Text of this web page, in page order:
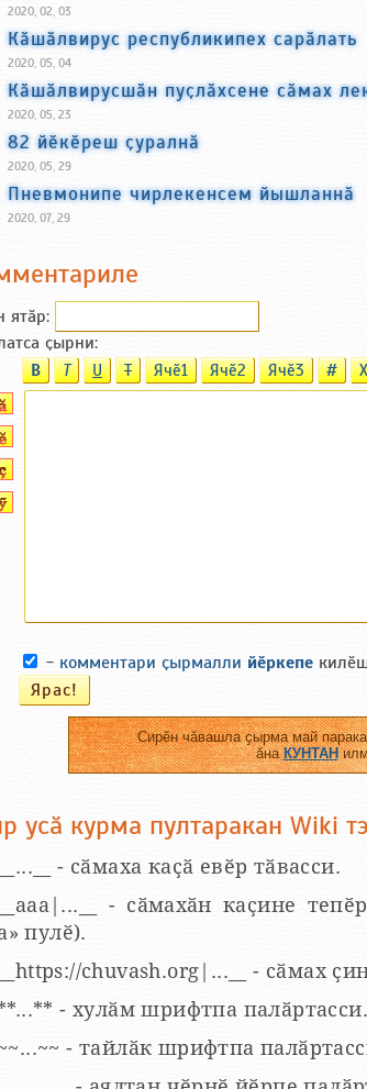
2020, 02, 03
Кӑшӑлвирус республикипех сарӑлать
2020, 05, 04
Кӑшӑлвирусшӑн пуҫлӑхсене сӑмах
2020, 05, 23
82 йӗкӗреш ҫуралнӑ
2020, 05, 29
Пневмонипе чирлекенсем йышланнӑ
2020, 07, 29
ятӑp:
ҫырни:
B T U T Ячӗ1 Ячӗ2 Ячӗ3 # X
- комментари ҫырмалли йӗркепе
Сирӗн чӑвашла ҫырма май
ӑнаКУНТАН
усӑ курма пултаракан Wiki
__...__ - сӑмаха каҫӑ евӗр тӑвасси.
__aaa|...__ - сӑмахӑн каҫине
пулӗ).
__https://chuvash.org|...__ - сӑмах
- хулӑм шрифтпа палӑртасси.
- тайлӑк шрифтпа